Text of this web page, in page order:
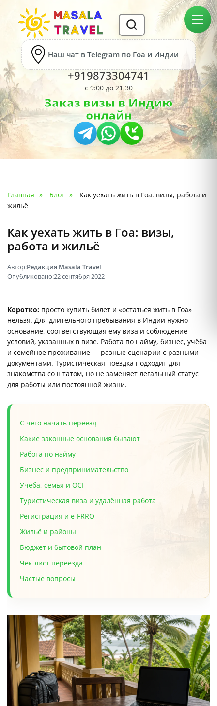
Наш чат в Telegram по Гоа и Индии
+919873304741
с 9:00 до 21:30
Заказ визы в Индию
онлайн
Главная Блог
Как уехать жить в Гоа: визы, работа и
жильё
Как уехать жить в Гоа: визы,
работа и жильё
Автор:Редакция Masala Travel
Опубликовано:22 сентября 2022
Коротко: просто купить билет и «остаться жить в Гоа»
нельзя. Для длительного пребывания в Индии нужно
основание, соответствующая ему виза и соблюдение
условий, указанных в визе. Работа по найму, бизнес, учёба
и семейное проживание — разные сценарии с разными
документами. Туристическая поездка подходит для
знакомства со штатом, но не заменяет легальный статус
для работы или постоянной жизни.
С чего начать переезд
Какие законные основания бывают
Работа по найму
Бизнес и предпринимательство
Учёба, семья и OCI
Туристическая виза и удалённая работа
Регистрация и e-FRRO
Жильё и районы
Бюджет и бытовой план
Чек-лист переезда
Частые вопросы